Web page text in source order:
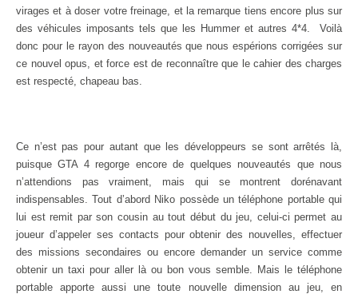
virages et à doser votre freinage, et la remarque tiens encore plus sur
des véhicules imposants tels que les Hummer et autres 4*4. Voilà
donc pour le rayon des nouveautés que nous espérions corrigées sur
ce nouvel opus, et force est de reconnaître que le cahier des charges
est respecté, chapeau bas.
Ce n’est pas pour autant que les développeurs se sont arrêtés là,
puisque GTA 4 regorge encore de quelques nouveautés que nous
n’attendions pas vraiment, mais qui se montrent dorénavant
indispensables. Tout d’abord Niko possède un téléphone portable qui
lui est remit par son cousin au tout début du jeu, celui-ci permet au
joueur d’appeler ses contacts pour obtenir des nouvelles, effectuer
des missions secondaires ou encore demander un service comme
obtenir un taxi pour aller là ou bon vous semble. Mais le téléphone
portable apporte aussi une toute nouvelle dimension au jeu, en